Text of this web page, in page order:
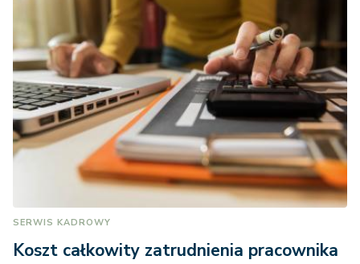
SERWIS KADROWY
Koszt całkowity zatrudnienia pracownika